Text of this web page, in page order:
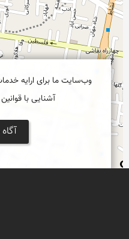
وب‌سایت ما برای ارایه
آشنایی با